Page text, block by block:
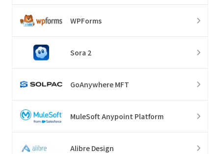
WPForms
Sora 2
GoAnywhere MFT
MuleSoft Anypoint Platform
Alibre Design